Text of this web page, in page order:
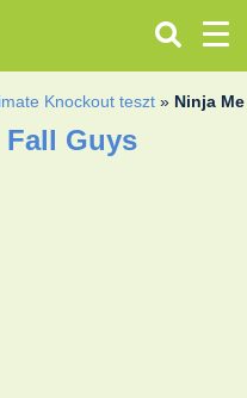
Knockout teszt » Ninja
Guys